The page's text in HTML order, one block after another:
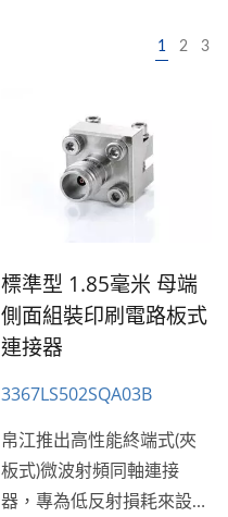
1 2 3
標準型 1.85毫米 母端
側面組裝印刷電路板式
連接器
3367LS502SQA03B
帛江推出高性能終端式(夾
板式)微波射頻同軸連接
器，專為低反射損耗來設